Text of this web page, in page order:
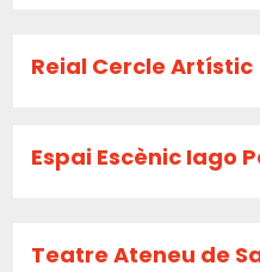
Reial Cercle Artístic
Espai Escènic Iago
Teatre Ateneu de